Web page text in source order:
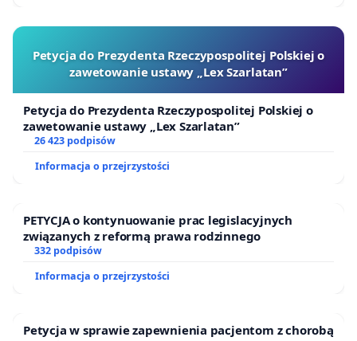
Petycja do Prezydenta Rzeczypospolitej Polskiej o
zawetowanie ustawy „Lex Szarlatan”
Petycja do Prezydenta Rzeczypospolitej Polskiej o
zawetowanie ustawy „Lex Szarlatan”
26 423 podpisów
Informacja o przejrzystości
PETYCJA o kontynuowanie prac legislacyjnych
związanych z reformą prawa rodzinnego
332 podpisów
Informacja o przejrzystości
Petycja w sprawie zapewnienia pacjentom z chorobą